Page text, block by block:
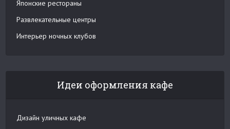
Японские рестораны
Развлекательные центры
Интерьер ночных клубов
Идеи оформления кафе
Дизайн уличных кафе